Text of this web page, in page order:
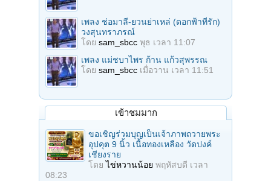
เพลง ช่อมาลี-ยวนย่าเหล่ (ดอกฟ้าที่รัก)
วงสุนทราภรณ์
โดย sam_sbcc พุธ เวลา 11:07
เพลง แม่ชบาไพร ก้าน แก้วสุพรรณ
โดย sam_sbcc เมื่อวาน เวลา 11:51
เข้าชมมาก
ขอเชิญร่วมบุญเป็นเจ้าภาพถวายพระ
อุปคุต 9 นิ้ว เนื้อทองเหลือง วัดปงค์
เชียงราย
โดยไข่หวานน้อย พฤหัสบดี เวลา
08:23